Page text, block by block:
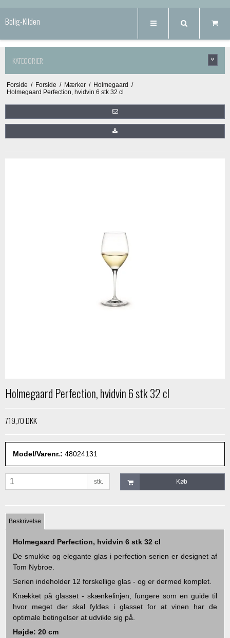
Bolig-Kilden
KATEGORIER
Forside / Forside / Mærker / Holmegaard /
Holmegaard Perfection, hvidvin 6 stk 32 cl
Holmegaard Perfection, hvidvin 6 stk 32 cl
719,70 DKK
Model/Varenr.: 48024131
stk. Køb
Beskrivelse
Holmegaard Perfection, hvidvin 6 stk 32 cl
De smukke og elegante glas i perfection serien er designet af
Tom Nybroe.
Serien indeholder 12 forskellige glas - og er dermed komplet.
Knækket på glasset - skænkelinjen, fungere som en guide til
hvor meget der skal fyldes i glasset for at vinen har de
optimale betingelser at udvikle sig på.
Højde: 20 cm